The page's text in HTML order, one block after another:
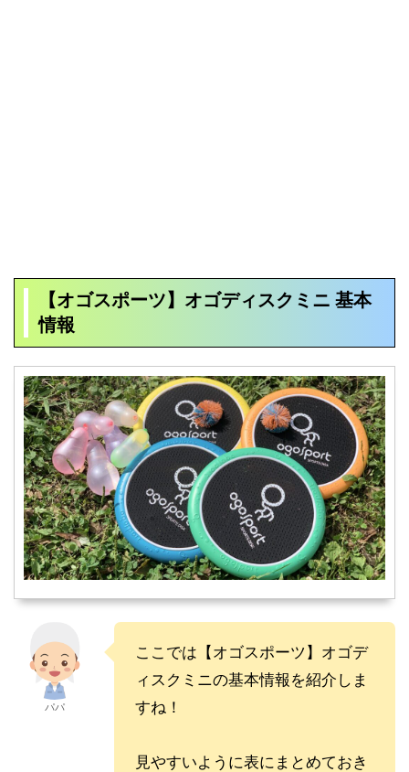
【オゴスポーツ】オゴディスクミニ 基本
情報
パパ
ここでは 【オゴスポーツ】オゴデ
ィスクミニの基本情報を紹介しま
すね！
見やすいように表にまとめておき